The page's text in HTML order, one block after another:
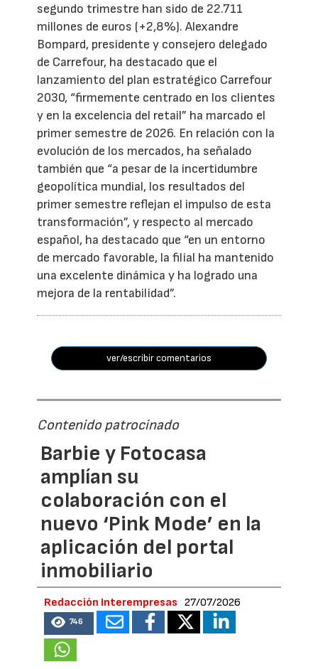
segundo trimestre han sido de 22.711
millones de euros (+2,8%). Alexandre
Bompard, presidente y consejero delegado
de Carrefour, ha destacado que el
lanzamiento del plan estratégico Carrefour
2030, “firmemente centrado en los clientes
y en la excelencia del retail” ha marcado el
primer semestre de 2026. En relación con la
evolución de los mercados, ha señalado
también que “a pesar de la incertidumbre
geopolítica mundial, los resultados del
primer semestre reflejan el impulso de esta
transformación”, y respecto al mercado
español, ha destacado que “en un entorno
de mercado favorable, la filial ha mantenido
una excelente dinámica y ha logrado una
mejora de la rentabilidad”.
ver/escribir comentarios
Contenido patrocinado
Barbie y Fotocasa
amplían su
colaboración con el
nuevo ‘Pink Mode’ en la
aplicación del portal
inmobiliario
Redacción Interempresas 27/07/2026
746